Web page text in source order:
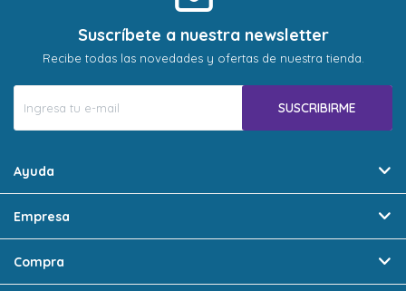
Suscríbete a nuestra newsletter
Recibe todas las novedades y ofertas de nuestra tienda.
SUSCRIBIRME
Ayuda
Empresa
Compra